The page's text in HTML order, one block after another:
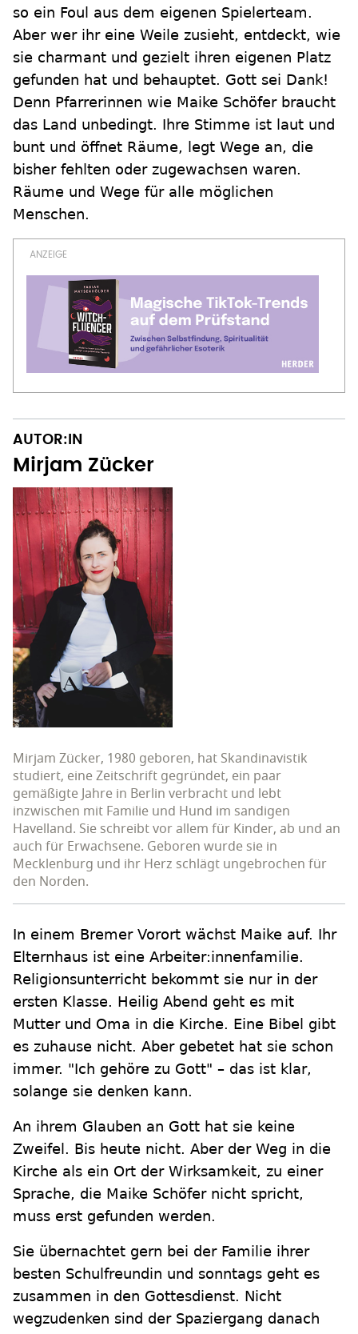
so ein Foul aus dem eigenen Spielerteam.
Aber wer ihr eine Weile zusieht, entdeckt, wie
sie charmant und gezielt ihren eigenen Platz
gefunden hat und behauptet. Gott sei Dank!
Denn Pfarrerinnen wie Maike Schöfer braucht
das Land unbedingt. Ihre Stimme ist laut und
bunt und öffnet Räume, legt Wege an, die
bisher fehlten oder zugewachsen waren.
Räume und Wege für alle möglichen
Menschen.
AUTOR:IN
Mirjam Zücker
Mirjam Zücker, 1980 geboren, hat Skandinavistik
studiert, eine Zeitschrift gegründet, ein paar
gemäßigte Jahre in Berlin verbracht und lebt
inzwischen mit Familie und Hund im sandigen
Havelland. Sie schreibt vor allem für Kinder, ab und an
auch für Erwachsene. Geboren wurde sie in
Mecklenburg und ihr Herz schlägt ungebrochen für
den Norden.
In einem Bremer Vorort wächst Maike auf. Ihr
Elternhaus ist eine Arbeiter:innenfamilie.
Religionsunterricht bekommt sie nur in der
ersten Klasse. Heilig Abend geht es mit
Mutter und Oma in die Kirche. Eine Bibel gibt
es zuhause nicht. Aber gebetet hat sie schon
immer. "Ich gehöre zu Gott" – das ist klar,
solange sie denken kann.
An ihrem Glauben an Gott hat sie keine
Zweifel. Bis heute nicht. Aber der Weg in die
Kirche als ein Ort der Wirksamkeit, zu einer
Sprache, die Maike Schöfer nicht spricht,
muss erst gefunden werden.
Sie übernachtet gern bei der Familie ihrer
besten Schulfreundin und sonntags geht es
zusammen in den Gottesdienst. Nicht
wegzudenken sind der Spaziergang danach